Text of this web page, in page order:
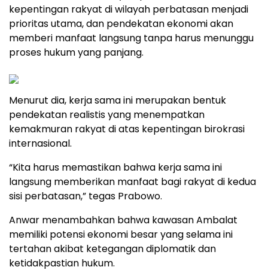
kepentingan rakyat di wilayah perbatasan menjadi
prioritas utama, dan pendekatan ekonomi akan
memberi manfaat langsung tanpa harus menunggu
proses hukum yang panjang.
Menurut dia, kerja sama ini merupakan bentuk
pendekatan realistis yang menempatkan
kemakmuran rakyat di atas kepentingan birokrasi
internasional.
“Kita harus memastikan bahwa kerja sama ini
langsung memberikan manfaat bagi rakyat di kedua
sisi perbatasan,” tegas Prabowo.
Anwar menambahkan bahwa kawasan Ambalat
memiliki potensi ekonomi besar yang selama ini
tertahan akibat ketegangan diplomatik dan
ketidakpastian hukum.